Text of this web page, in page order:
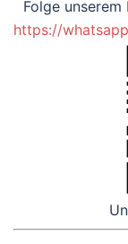
‎Folge
https://